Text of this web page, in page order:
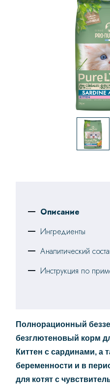
Описание
Ингредиенты
Аналитический
Инструкция по
Полнорационный
безглютеновый корм
Киттен с сардинами, а
беременности и в
для котят с